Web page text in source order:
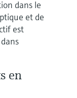
dans le
et de
est
en